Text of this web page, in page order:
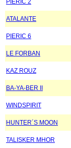
PIERIC 2
ATALANTE
PIERIC 6
LE FORBAN
KAZ ROUZ
BA-YA-BER II
WINDSPIRIT
HUNTER´S MOON
TALISKER MHOR